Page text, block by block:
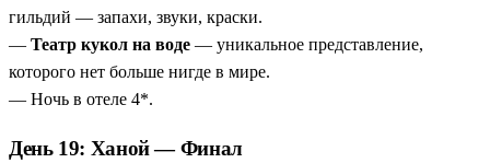
гильдий — запахи, звуки, краски.
— Театр кукол на воде — уникальное представление,
которого нет больше нигде в мире.
— Ночь в отеле 4*.
День 19: Ханой — Финал